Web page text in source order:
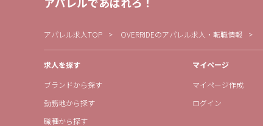
アパレル求人TOP OVERRIDEのアパレル求人・転職情報
求人を探す
ブランドから探す
勤務地から探す
職種から探す
マイページ
マイページ作成
ログイン